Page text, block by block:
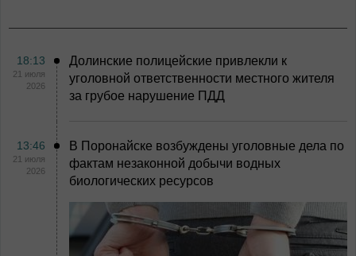
18:13
21 июля
2026
Долинские полицейские привлекли к
уголовной ответственности местного жителя
за грубое нарушение ПДД
13:46
21 июля
2026
В Поронайске возбуждены уголовные дела по
фактам незаконной добычи водных
биологических ресурсов